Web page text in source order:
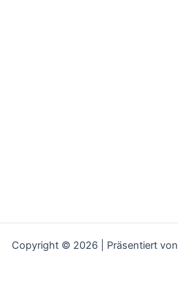
Copyright © 2026 | Präsentiert von